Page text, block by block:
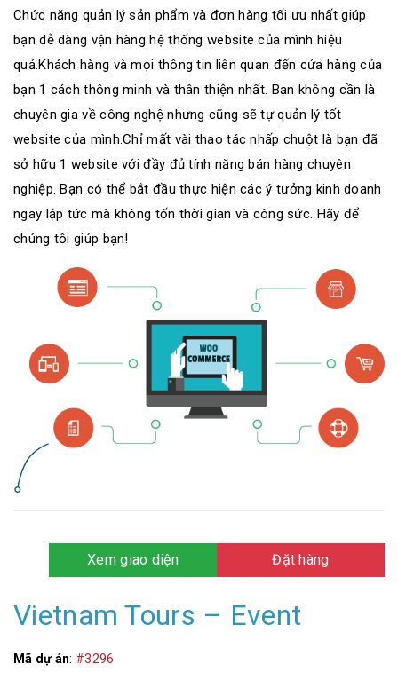
Chức năng quản lý sản phẩm và đơn hàng tối ưu nhất giúp
bạn dễ dàng vận hàng hệ thống website của mình hiệu
quả.Khách hàng và mọi thông tin liên quan đến cửa hàng của
bạn 1 cách thông minh và thân thiện nhất. Bạn không cần là
chuyên gia về công nghệ nhưng cũng sẽ tự quản lý tốt
website của mình.Chỉ mất vài thao tác nhấp chuột là bạn đã
sở hữu 1 website với đầy đủ tính năng bán hàng chuyên
nghiệp. Bạn có thể bắt đầu thực hiện các ý tưởng kinh doanh
ngay lập tức mà không tốn thời gian và công sức. Hãy để
chúng tôi giúp bạn!
Xem giao diện Đặt hàng
Vietnam Tours – Event
Mã dự án: #3296